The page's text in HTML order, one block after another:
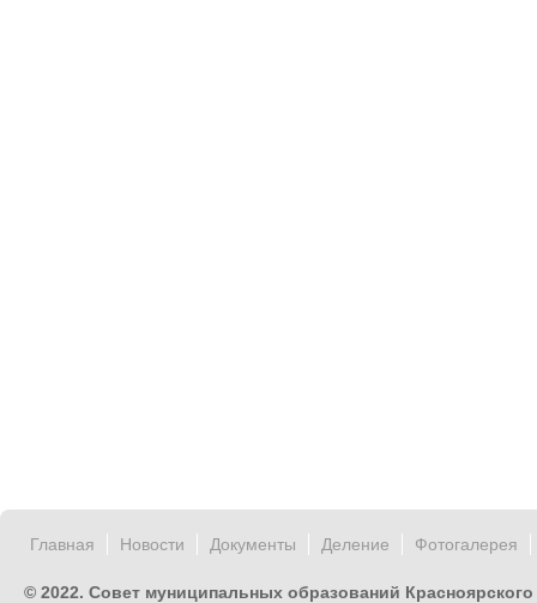
Главная Новости Документы Деление Фотогалерея
© 2022. Совет муниципальных образований Красноярского